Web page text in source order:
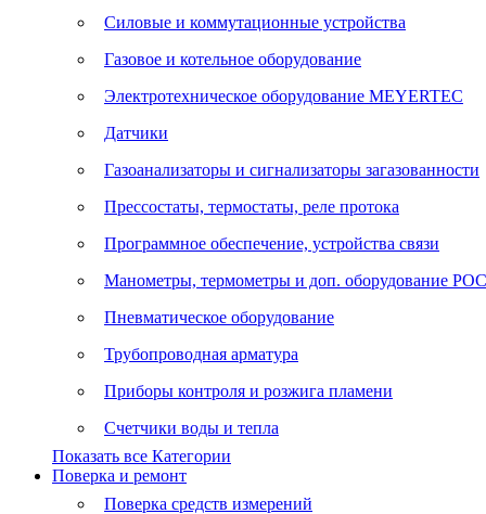
Силовые и коммутационные устройства
Газовое и котельное оборудование
Электротехническое оборудование MEYERTEC
Датчики
Газоанализаторы и сигнализаторы загазованности
Прессостаты, термостаты, реле протока
Программное обеспечение, устройства связи
Манометры, термометры и доп. оборудование
Пневматическое оборудование
Трубопроводная арматура
Приборы контроля и розжига пламени
Счетчики воды и тепла
Показать все Категории
Поверка и ремонт
Поверка средств измерений